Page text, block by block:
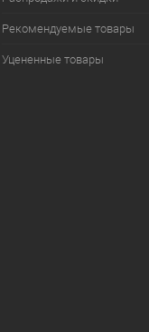
Рекомендуемые товары
Уцененные товары